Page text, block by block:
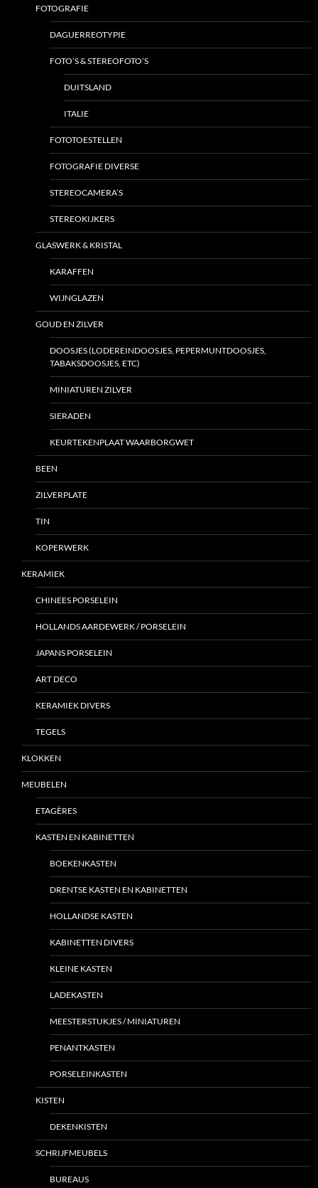
FOTOGRAFIE
DAGUERREOTYPIE
FOTO’S & STEREOFOTO’S
DUITSLAND
ITALIE
FOTOTOESTELLEN
FOTOGRAFIE DIVERSE
STEREOCAMERA’S
STEREOKIJKERS
GLASWERK & KRISTAL
KARAFFEN
WIJNGLAZEN
GOUD EN ZILVER
DOOSJES (LODEREINDOOSJES, PEPERMUNTDOOSJES,
TABAKSDOOSJES, ETC)
MINIATUREN ZILVER
SIERADEN
KEURTEKENPLAAT WAARBORGWET
BEEN
ZILVERPLATE
TIN
KOPERWERK
KERAMIEK
CHINEES PORSELEIN
HOLLANDS AARDEWERK / PORSELEIN
JAPANS PORSELEIN
ART DECO
KERAMIEK DIVERS
TEGELS
KLOKKEN
MEUBELEN
ETAGÈRES
KASTEN EN KABINETTEN
BOEKENKASTEN
DRENTSE KASTEN EN KABINETTEN
HOLLANDSE KASTEN
KABINETTEN DIVERS
KLEINE KASTEN
LADEKASTEN
MEESTERSTUKJES / MINIATUREN
PENANTKASTEN
PORSELEINKASTEN
KISTEN
DEKENKISTEN
SCHRIJFMEUBELS
BUREAUS